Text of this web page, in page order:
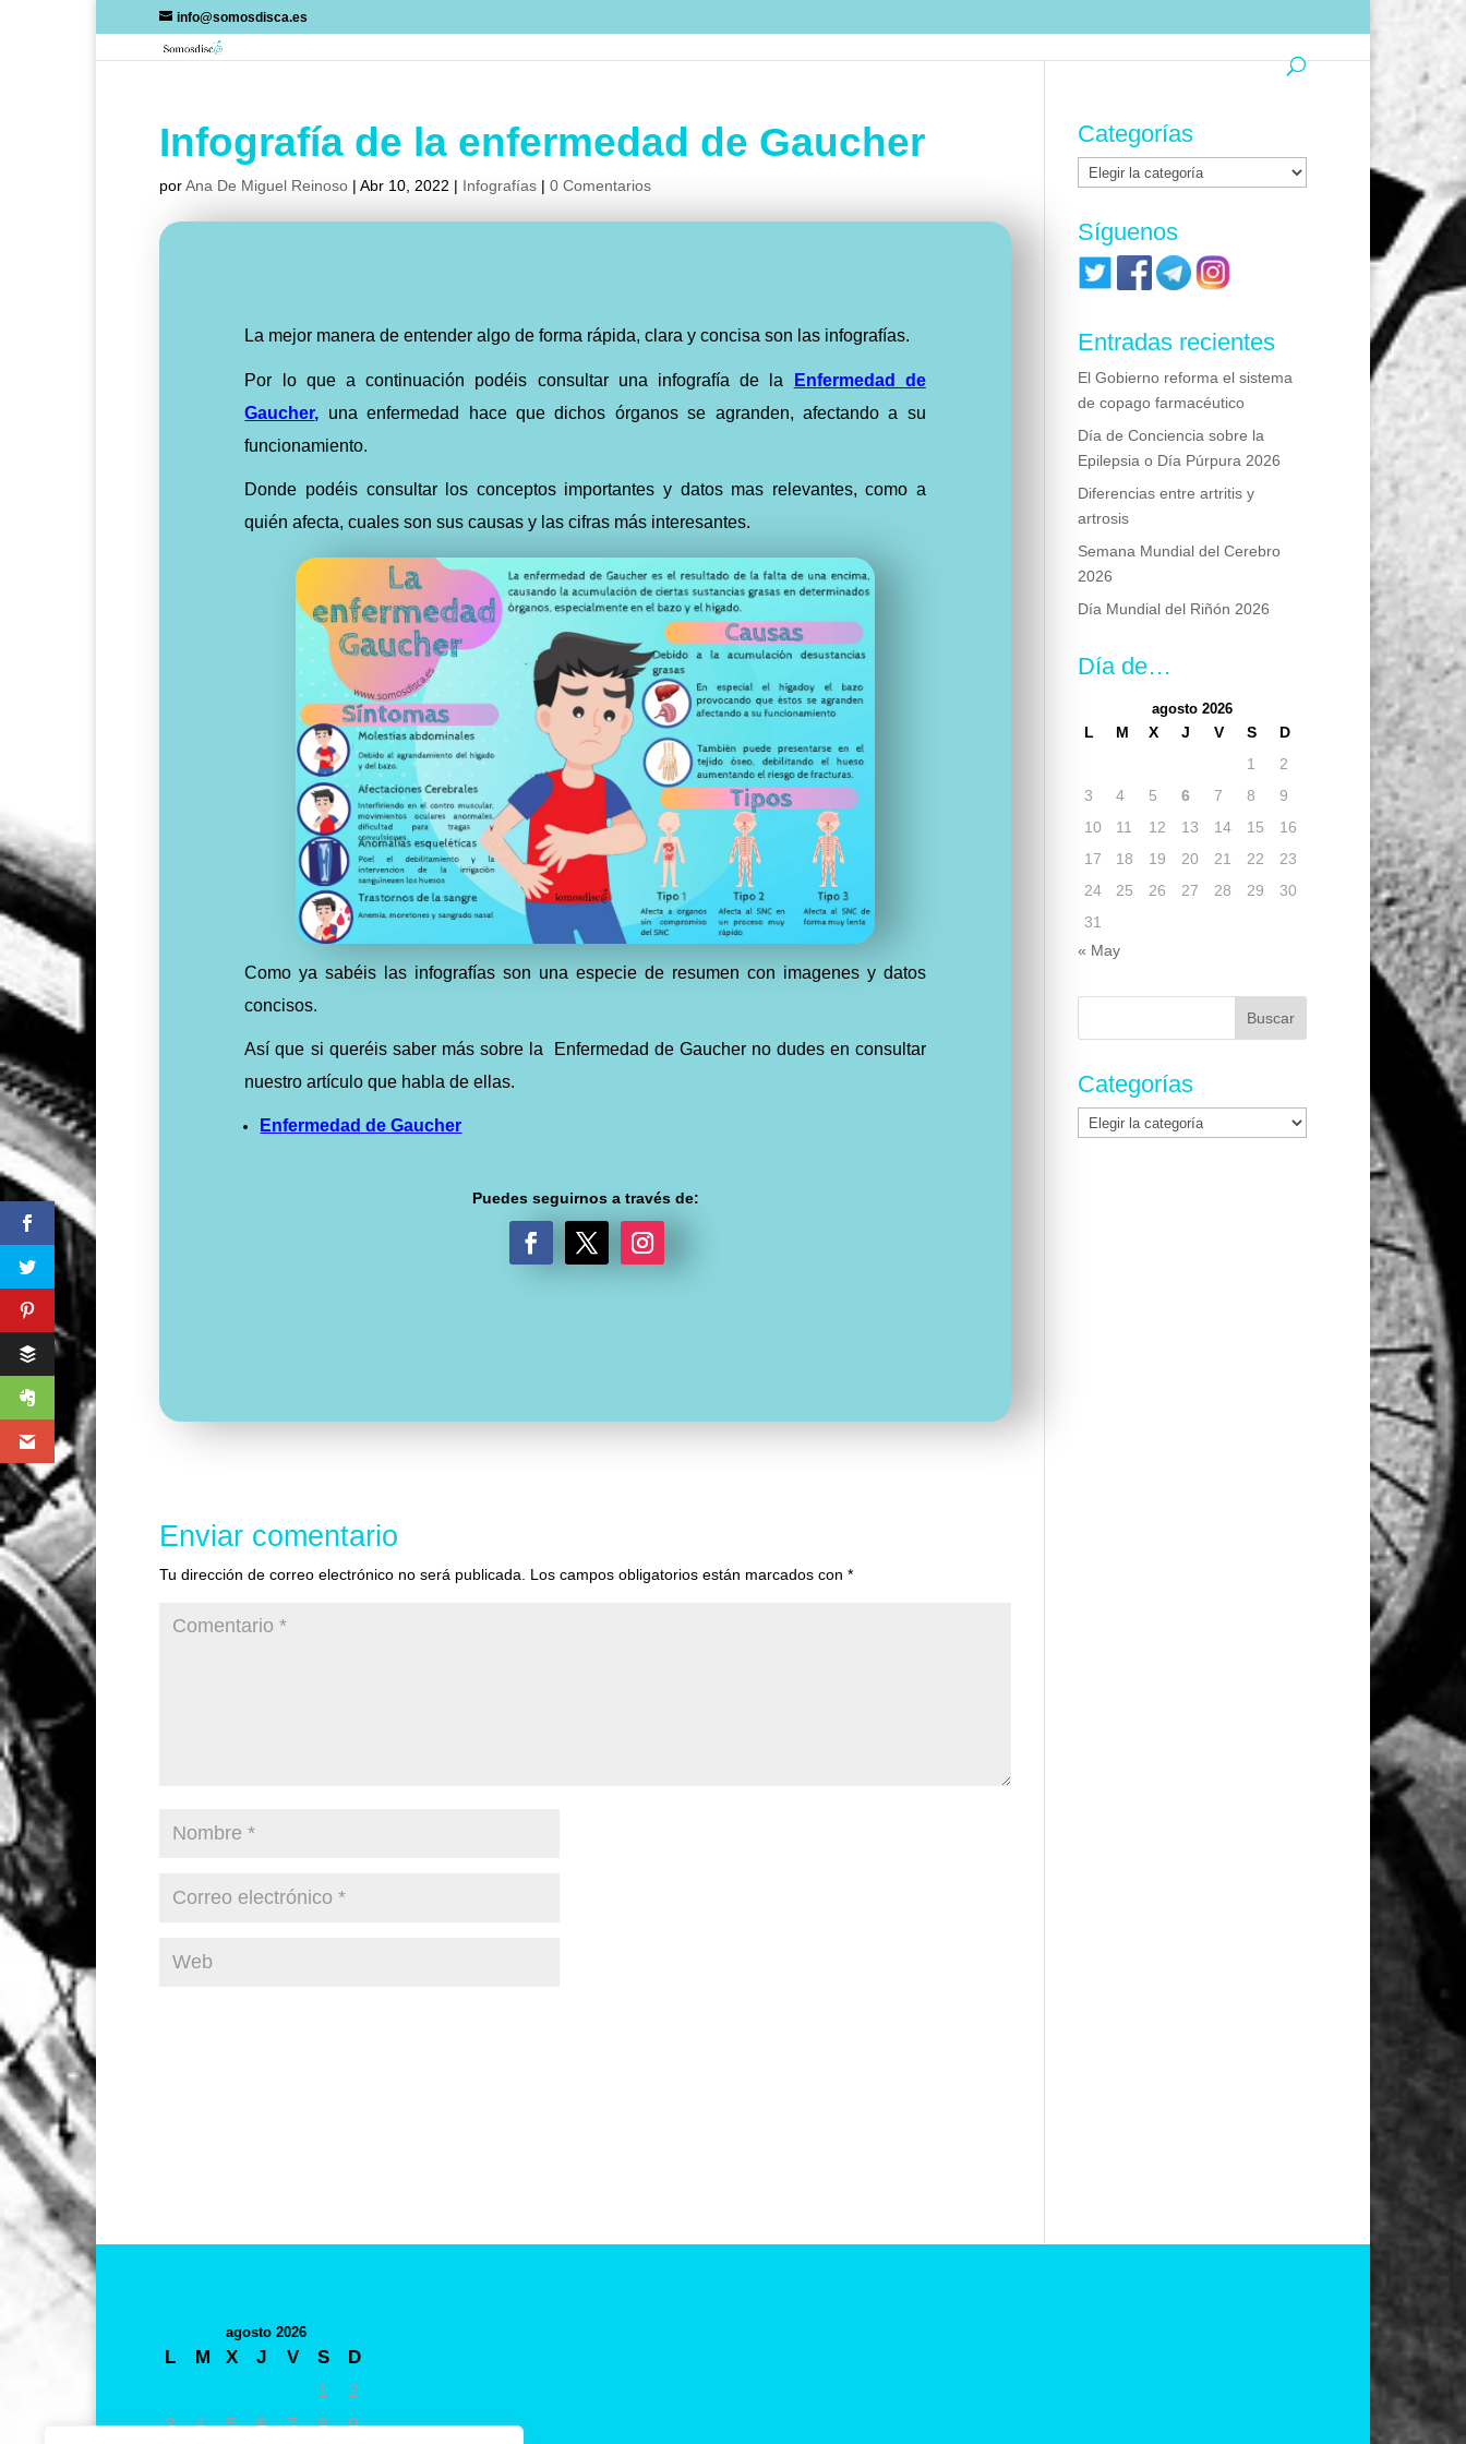
info@somosdisca.es
Infografía de la enfermedad de Gaucher
porAna De Miguel Reinoso |Abr 10, 2022 | Infografías |0 Comentarios
La mejor manera de entender algo de forma rápida, clara y concisa son las infografías.
Por lo que a continuación podéis consultar una infografía de la
Enfermedad de
Gaucher, una enfermedad hace que dichos órganos se agranden, afectando a su
funcionamiento.
Donde podéis consultar los conceptos importantes y datos mas relevantes, como a
quién afecta, cuales son sus causas y las cifras más interesantes.
Como ya sabéis las infografías son una especie de resumen con imagenes y datos
concisos.
Así que si queréis saber más sobre la Enfermedad de Gaucher no dudes en consultar
nuestro artículo que habla de ellas.
Enfermedad de Gaucher
Puedes seguirnos a través de:
m
Enviar comentario
Tu dirección de correo electrónico no será publicada. Los campos obligatorios están marcados con*
Categorías
Categorías
Síguenos
Entradas recientes
El Gobierno reforma el sistema
de copago farmacéutico
Día de Conciencia sobre la
Epilepsia o Día Púrpura 2026
Diferencias entre artritis y
artrosis
Semana Mundial del Cerebro
2026
Día Mundial del Riñón 2026
Día de…
agosto 2026
L M X J V S
D
1
2
3
4 5 6 7 8
9
10
11 12 13 14 15
16
17
18 19 20 21 22
23
24
25 26 27 28 29
30
31
« May
Buscar:
Categorías
Categorías
agosto 2026
L M X J V S
D
1
2
3
4 5 6 7 8 9